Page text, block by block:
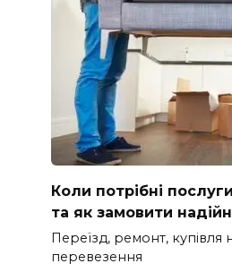
Коли потрібні
та як замовити
Переїзд, ремонт, купівля
перевезення